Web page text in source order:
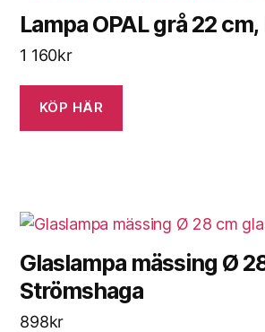
Lampa OPAL grå 22
1 160kr
KÖP HÄR
Glaslampa mässing Ø
Strömshaga
898kr